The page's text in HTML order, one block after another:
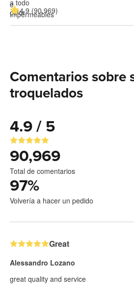
4.9 (90,969)
Comentarios sobre
troquelados
4.9 / 5
90,969
Total de comentarios
97%
Volvería a hacer un pedido
Great
Alessandro Lozano
great quality and service